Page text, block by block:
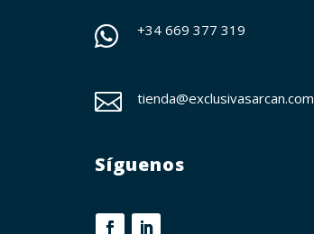
 +34669 377 319
 tienda@exclusivasarcan.com
Síguenos